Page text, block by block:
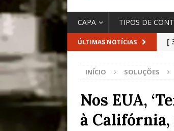
CAPA TIPOS DE
ÚLTIMAS NOTÍCIAS [
[
INÍCIO SOLUÇÕES
Nos EUA,
à Califórnia,